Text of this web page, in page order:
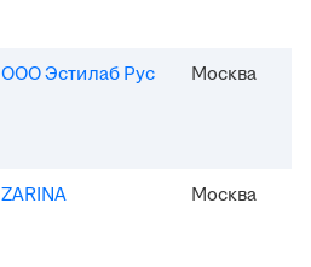
ООО Эстилаб Рус Москва
ZARINA Москва